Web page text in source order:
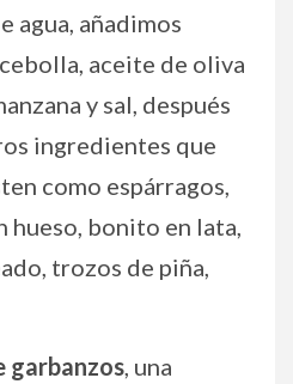
agua, añadimos
aceite de oliva
y sal, después
ingredientes que
como espárragos,
hueso, bonito en lata,
trozos de piña,
garbanzos, una